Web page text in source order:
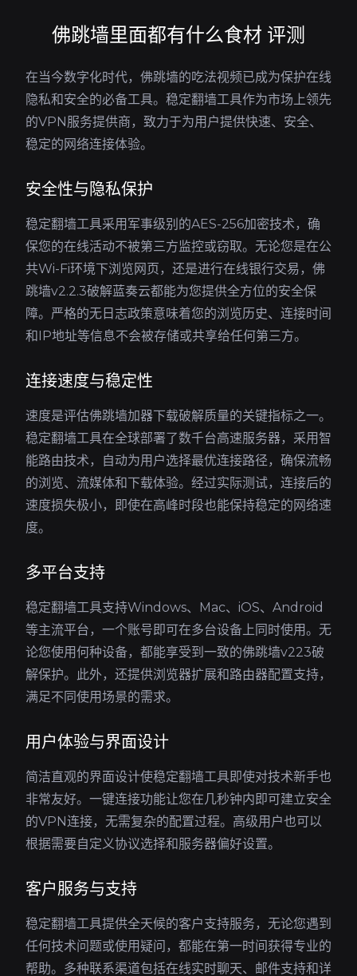
佛跳墙里面都有什么食材 评测
在当今数字化时代，佛跳墙的吃法视频已成为保护在线
隐私和安全的必备工具。稳定翻墙工具作为市场上领先
的VPN服务提供商，致力于为用户提供快速、安全、
稳定的网络连接体验。
安全性与隐私保护
稳定翻墙工具采用军事级别的AES-256加密技术，确
保您的在线活动不被第三方监控或窃取。无论您是在公
共Wi-Fi环境下浏览网页，还是进行在线银行交易，佛
跳墙v2.2.3破解蓝奏云都能为您提供全方位的安全保
障。严格的无日志政策意味着您的浏览历史、连接时间
和IP地址等信息不会被存储或共享给任何第三方。
连接速度与稳定性
速度是评估佛跳墙加器下载破解质量的关键指标之一。
稳定翻墙工具在全球部署了数千台高速服务器，采用智
能路由技术，自动为用户选择最优连接路径，确保流畅
的浏览、流媒体和下载体验。经过实际测试，连接后的
速度损失极小，即使在高峰时段也能保持稳定的网络速
度。
多平台支持
稳定翻墙工具支持Windows、Mac、iOS、Android
等主流平台，一个账号即可在多台设备上同时使用。无
论您使用何种设备，都能享受到一致的佛跳墙v223破
解保护。此外，还提供浏览器扩展和路由器配置支持，
满足不同使用场景的需求。
用户体验与界面设计
简洁直观的界面设计使稳定翻墙工具即使对技术新手也
非常友好。一键连接功能让您在几秒钟内即可建立安全
的VPN连接，无需复杂的配置过程。高级用户也可以
根据需要自定义协议选择和服务器偏好设置。
客户服务与支持
稳定翻墙工具提供全天候的客户支持服务，无论您遇到
任何技术问题或使用疑问，都能在第一时间获得专业的
帮助。多种联系渠道包括在线实时聊天、邮件支持和详